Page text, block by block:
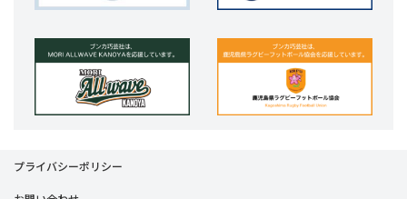
プライバシーポリシー